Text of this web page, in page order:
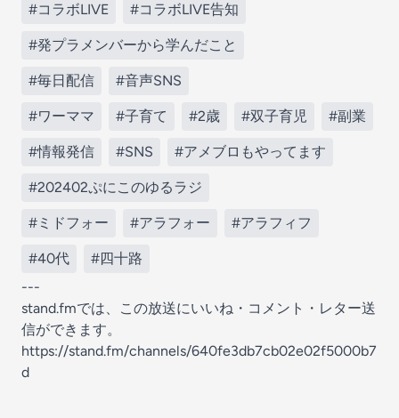
#コラボLIVE
#コラボLIVE告知
#発プラメンバーから学んだこと
#毎日配信 #音声SNS
#ワーママ #子育て #2歳 #双子育児 #副業
#情報発信 #SNS #アメブロもやってます
#202402ぷにこのゆるラジ
#ミドフォー #アラフォー #アラフィフ
#40代
#四十路
---
stand.fmでは、この放送にいいね・コメント・レター送
信ができます。
https://stand.fm/channels/640fe3db7cb02e02f5000b7
d